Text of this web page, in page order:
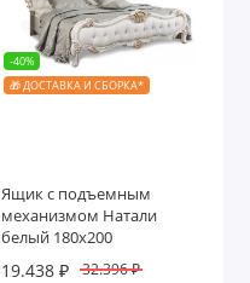
-40%
🎁 ДОСТАВКА И СБОРКА*
Ящик с подъемным
механизмом Натали
белый 180х200
19.438 ₽ 32.396 ₽